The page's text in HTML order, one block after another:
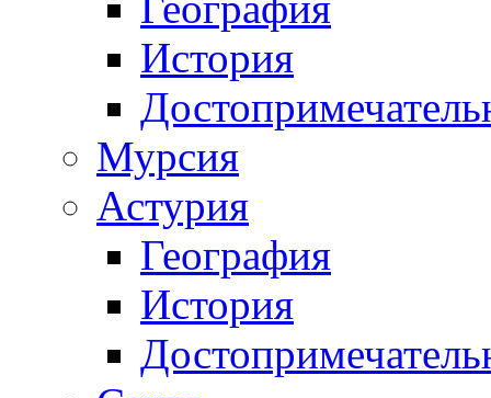
История
Мурсия
Астурия
География
История